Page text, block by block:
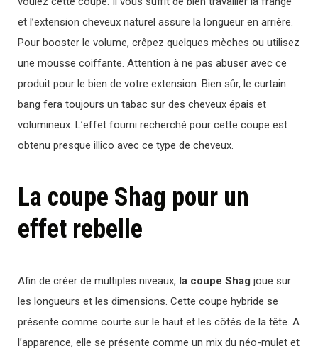
et l’extension cheveux naturel assure la longueur en arrière.
Pour booster le volume, crêpez quelques mèches ou utilisez
une mousse coiffante. Attention à ne pas abuser avec ce
produit pour le bien de votre extension. Bien sûr, le curtain
bang fera toujours un tabac sur des cheveux épais et
volumineux. L’effet fourni recherché pour cette coupe est
obtenu presque illico avec ce type de cheveux.
La coupe Shag pour un
effet rebelle
Afin de créer de multiples niveaux, la coupe Shag joue sur
les longueurs et les dimensions. Cette coupe hybride se
présente comme courte sur le haut et les côtés de la tête. A
l’apparence, elle se présente comme un mix du néo-mulet et